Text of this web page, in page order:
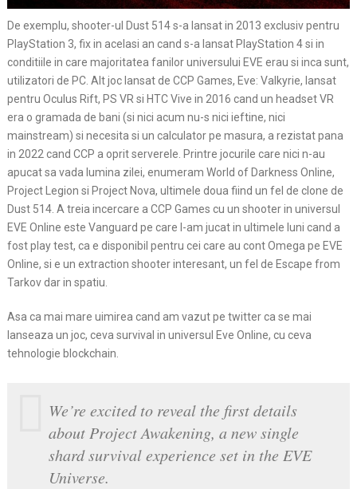
De exemplu, shooter-ul Dust 514 s-a lansat in 2013 exclusiv pentru
PlayStation 3, fix in acelasi an cand s-a lansat PlayStation 4 si in
conditiile in care majoritatea fanilor universului EVE erau si inca sunt,
utilizatori de PC. Alt joc lansat de CCP Games, Eve: Valkyrie, lansat
pentru Oculus Rift, PS VR si HTC Vive in 2016 cand un headset VR
era o gramada de bani (si nici acum nu-s nici ieftine, nici
mainstream) si necesita si un calculator pe masura, a rezistat pana
in 2022 cand CCP a oprit serverele. Printre jocurile care nici n-au
apucat sa vada lumina zilei, enumeram World of Darkness Online,
Project Legion si Project Nova, ultimele doua fiind un fel de clone de
Dust 514. A treia incercare a CCP Games cu un shooter in universul
EVE Online este Vanguard pe care l-am jucat in ultimele luni cand a
fost play test, ca e disponibil pentru cei care au cont Omega pe EVE
Online, si e un extraction shooter interesant, un fel de Escape from
Tarkov dar in spatiu.
Asa ca mai mare uimirea cand am vazut pe twitter ca se mai
lanseaza un joc, ceva survival in universul Eve Online, cu ceva
tehnologie blockchain.
We’re excited to reveal the first details
about Project Awakening, a new single
shard survival experience set in the EVE
Universe.